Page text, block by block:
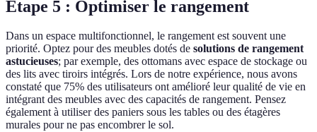
Étape 5 : Optimiser le rangement
Dans un espace multifonctionnel, le rangement est souvent une
priorité. Optez pour des meubles dotés de solutions de rangement
astucieuses; par exemple, des ottomans avec espace de stockage ou
des lits avec tiroirs intégrés. Lors de notre expérience, nous avons
constaté que 75% des utilisateurs ont amélioré leur qualité de vie en
intégrant des meubles avec des capacités de rangement. Pensez
également à utiliser des paniers sous les tables ou des étagères
murales pour ne pas encombrer le sol.